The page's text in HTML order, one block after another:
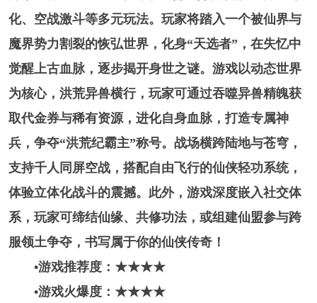
化、空战激斗等多元玩法。玩家将踏入一个被仙界与
魔界势力割裂的恢弘世界，化身“天选者”，在失忆中
觉醒上古血脉，逐步揭开身世之谜。游戏以动态世界
为核心，洪荒异兽横行，玩家可通过吞噬异兽精魄获
取代金券与稀有资源，进化自身血脉，打造专属神
兵，争夺“洪荒纪霸主”称号。战场横跨陆地与苍穹，
支持千人同屏空战，搭配自由飞行的仙侠轻功系统，
体验立体化战斗的震撼。此外，游戏深度嵌入社交体
系，玩家可缔结仙缘、共修功法，或组建仙盟参与跨
服领土争夺，书写属于你的仙侠传奇！
•游戏推荐度：★★★★
•游戏火爆度：★★★★